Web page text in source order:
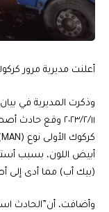
أعلنت مديرية مرور
وذكرت المديرية في بيان
٢٠٢٣/٢/١١ وقع
أبيض اللون، بسبب
(بيك أب) مما أدى إلى
وأضافت، أن”الحادث